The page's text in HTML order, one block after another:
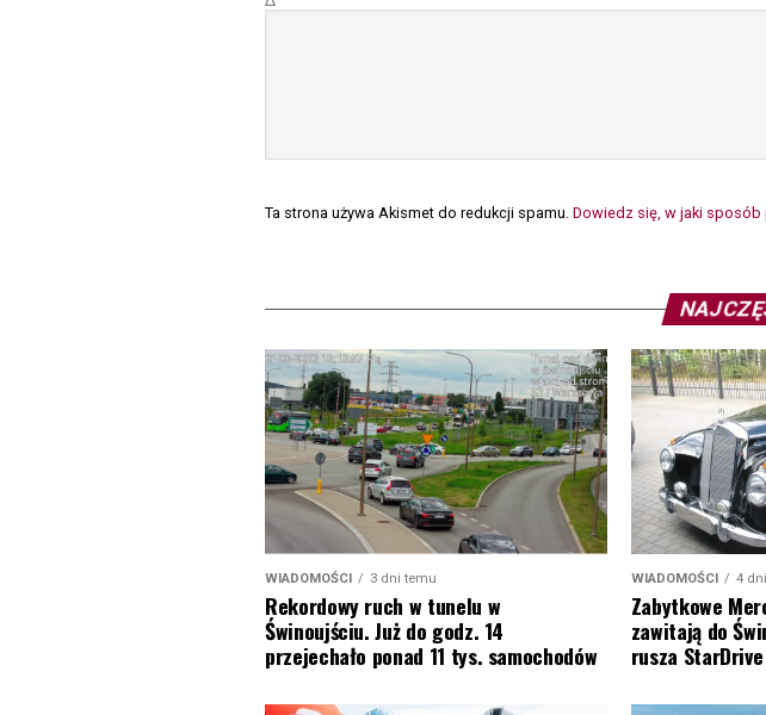
Ta strona używa Akismet do redukcji spamu. Dowiedz się, w jaki sposób
WIADOMOŚCI 3 dni temu
Rekordowy ruch w tunelu w
Świnoujściu. Już do godz. 14
przejechało ponad 11 tys. samochodów
WIADOMOŚCI 4
Zabytkowe
zawitają do
rusza